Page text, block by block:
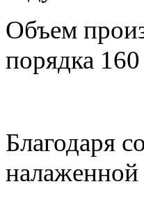
Объем
порядка
Благодаря
налаженной